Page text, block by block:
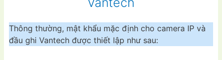
Thông thường, mật khẩu mặc định cho camera IP và
đầu ghi Vantech được thiết lập như sau: